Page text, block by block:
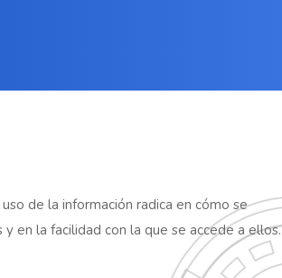
de la información radica en cómo se
en la facilidad con la que se accede a ellos.